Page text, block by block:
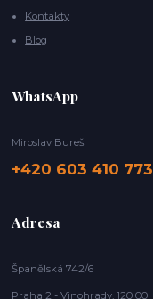
Kontakty
Blog
WhatsApp
Miroslav Bureš
+420 603 410 773
Adresa
Španělská 742/6
Praha 2 - Vinohrady, 120 00